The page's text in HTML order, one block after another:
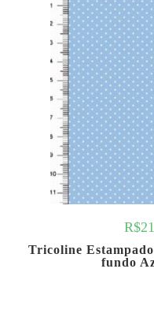
R$
Tricoline
fundo